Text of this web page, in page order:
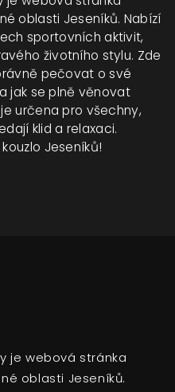
oblasti Jeseníků. Nabízí
sportovních aktivit,
životního stylu. Zde
pečovat o své
jak se plně věnovat
určena pro všechny,
klid a relaxaci.
Jeseníků!
je webová stránka
oblasti Jeseníků.